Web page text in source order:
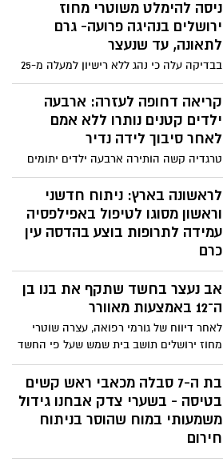
באיזור תעשייה עטרות, פעלו צוותי אגף
אכיפה ושיטור של עיריית ירושלים בסיוע
המשטרה, לפינוי השתלטות עבריינית ומפגעים
ניסה להימלט משוטרי מחוז
ירושלים בנהיגה פרועה- גרם
לתאונה, עד שנעצר
בבדיקה עלה כי נהג ללא רישיון למעלה מ-25
שנה
קריאה דחופה לעזרה: ארבעה
ילדים קטנים נותרו ללא אמם
לאחר סיבוך לידה נדיר
טרגדיה קשה הותירה ארבעה ילדים יתומים
מאמם, מרת אביטל מרגי ע״ה, שנפטרה בגיל
31 לאחר סיבוך לידה נדיר וקשה. אביטל, אם
לשלושה ילדים צעירים ובהריון ללידתה
הרביעית, הגיעה לבית החולים לפני מספר
לאירוע חירום שהסתיים במותה.
לראשונה בארץ: ניתוח חדשני
וראשון מסוגו לטיפול באפילפסיה
עמידה לתרופות בוצע בהדסה עין
כרם
בת ה- 35 הסובלת שנים ארוכות מהתקפי
אפילפסיה קשים, ניסתה כל פרוטוקול רפואי
מקובל אך ההתקפים חוזרים ונשנים ומצבה
מתדרדר. צוות מרכז האפילפסיה בהדסה עין
כרם איפשר לה לעבור ניתוח ייחודי אשר
המדוייק במוחה, הושתל בו קוצב המזהה את
פעילות חשמלית לא תקינה ורק אז מנטרל
אותה בטרם תהפוך להתקף אפילפטי
אב נעצר בחשד שתקף את בנו בן
ה־12 באמצעות מאוורר
לאחר דיווח של גורמי רפואה, עצרה שוטרי
מחוז ירושלים תושב בית שמש שעל פי החשד
השליך מאוורר לעבר בנו בעקבות ויכוח על
רעש מהטלפון. הילד פונה לבית החולים עם
חבלות, והאב יובא לדיון בהארכת מעצרו.
המשטרה: “ננקוט יד קשה נגד אלימות
במשפחה”
בת ה-7 סבלה מכאבי ראש קשים
בטיסה - בשערי צדק אבחנו גידול
משמעותי במוח שהוסר בניתוח
חירום
ד״ר רייז שהוביל את הניתוח, אמר כי "המקרה